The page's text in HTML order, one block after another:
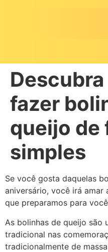
fazer
queijo de
simples
Se você gosta daquelas
aniversário, você irá amar
que preparamos para
As bolinhas de queijo são
tradicional nas
tradicionalmente de